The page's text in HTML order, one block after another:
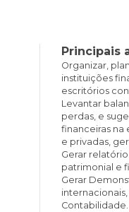
Principais
Organizar,
instituições
escritórios
Levantar
perdas, e
financeiras na
e privadas,
Gerar
patrimonial e
Gerar
Contabilidade.